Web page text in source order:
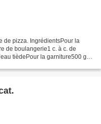
de pizza. IngrédientsPour la
de boulangerie1 c. à c. de
tièdePour la garniture500 g